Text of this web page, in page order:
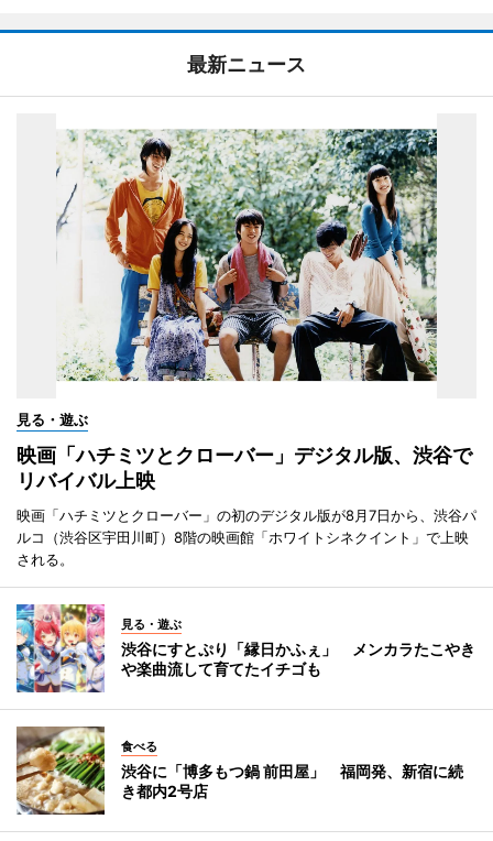
最新ニュース
見る・遊ぶ
映画「ハチミツとクローバー」デジタル版、渋谷で
リバイバル上映
映画「ハチミツとクローバー」の初のデジタル版が8月7日から、渋谷パ
ルコ（渋谷区宇田川町）8階の映画館「ホワイトシネクイント」で上映
される。
見る・遊ぶ
渋谷にすとぷり「縁日かふぇ」 メンカラたこやき
や楽曲流して育てたイチゴも
食べる
渋谷に「博多もつ鍋 前田屋」 福岡発、新宿に続
き都内2号店